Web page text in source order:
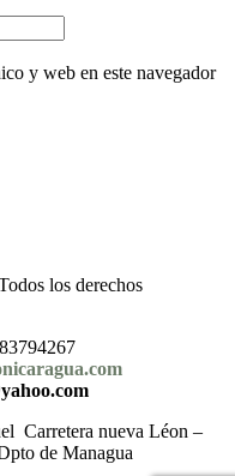
y web en este navegador
los derechos
Carretera nueva Léon –
de Managua